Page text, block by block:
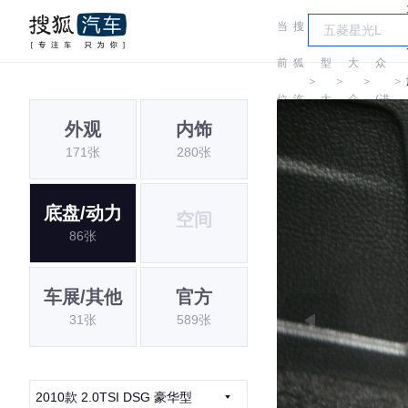
当
前
位
置:
搜
狐
汽
＞
车
型
大
＞
大
众
＞
大
众
(进
口)
＞
外观
171张
内饰
280张
底盘/动力
86张
空间
车展/其他
31张
官方
589张
2010款 2.0TSI DSG 豪华型